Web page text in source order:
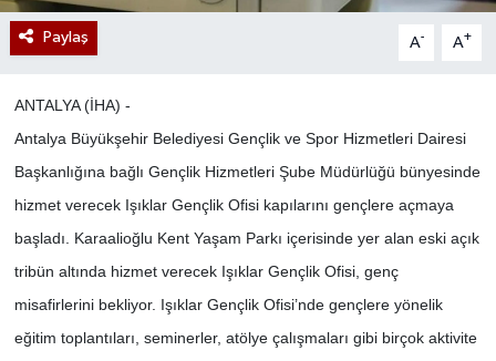
Paylaş A- A+
ANTALYA (İHA) -
Antalya Büyükşehir Belediyesi Gençlik ve Spor Hizmetleri Dairesi
Başkanlığına bağlı Gençlik Hizmetleri Şube Müdürlüğü bünyesinde
hizmet verecek Işıklar Gençlik Ofisi kapılarını gençlere açmaya
başladı. Karaalioğlu Kent Yaşam Parkı içerisinde yer alan eski açık
tribün altında hizmet verecek Işıklar Gençlik Ofisi, genç
misafirlerini bekliyor. Işıklar Gençlik Ofisi’nde gençlere yönelik
eğitim toplantıları, seminerler, atölye çalışmaları gibi birçok aktivite